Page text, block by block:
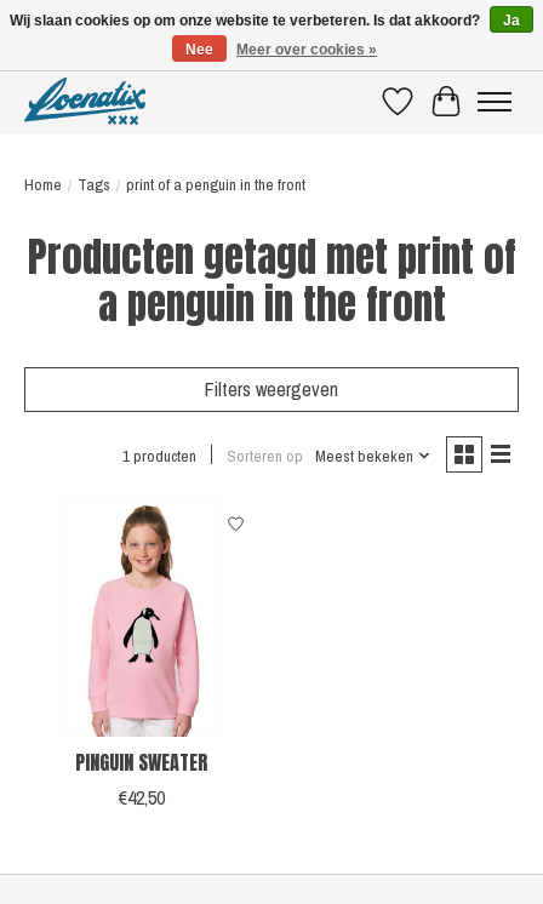
VerlanglijstWinkelwagen
Home / Tags / print of a penguin in the front
Producten getagd met print of
a penguin in the front
Filters weergeven
1 producten Sorteren op Meest bekeken
PINGUIN SWEATER
€42,50
Wij slaan cookies op om onze website te verbeteren. Is dat akkoord?
Ja
Nee
Meer over cookies »